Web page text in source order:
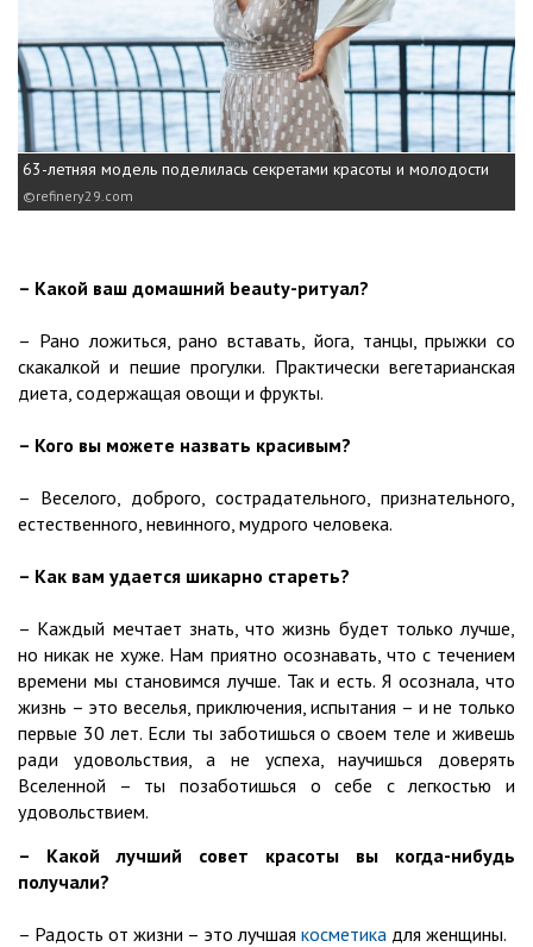
63-летняя модель поделилась секретами красоты и молодости
refinery29.com
– Какой ваш домашний beauty-ритуал?
– Рано ложиться, рано вставать, йога, танцы, прыжки со
скакалкой и пешие прогулки. Практически вегетарианская
диета, содержащая овощи и фрукты.
– Кого вы можете назвать красивым?
– Веселого, доброго, сострадательного, признательного,
естественного, невинного, мудрого человека.
– Как вам удается шикарно стареть?
– Каждый мечтает знать, что жизнь будет только лучше,
но никак не хуже. Нам приятно осознавать, что с течением
времени мы становимся лучше. Так и есть. Я осознала, что
жизнь – это веселья, приключения, испытания – и не только
первые 30 лет. Если ты заботишься о своем теле и живешь
ради удовольствия, а не успеха, научишься доверять
Вселенной – ты позаботишься о себе с легкостью и
удовольствием.
– Какой лучший совет красоты вы когда-нибудь
получали?
– Радость от жизни – это лучшая косметика для женщины.